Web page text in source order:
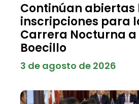
Continúan abiertas
inscripciones para
Carrera Nocturna a
Boecillo
3 de agosto de 2026